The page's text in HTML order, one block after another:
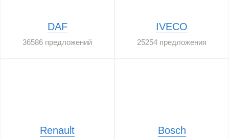
DAF
36586 предложений
IVECO
25254 предложения
Renault Bosch